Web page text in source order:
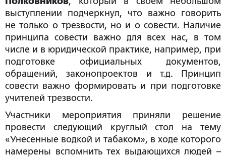
выступлении подчеркнул, что важно говорить
не только о трезвости, но и о совести. Наличие
принципа совести важно для всех нас, в том
числе и в юридической практике, например, при
подготовке официальных документов,
обращений, законопроектов и т.д. Принцип
совести важно формировать и при подготовке
учителей трезвости.
Участники мероприятия приняли решение
провести следующий круглый стол на тему
«Унесенные водкой и табаком», в ходе которого
намерены вспомнить тех выдающихся людей –